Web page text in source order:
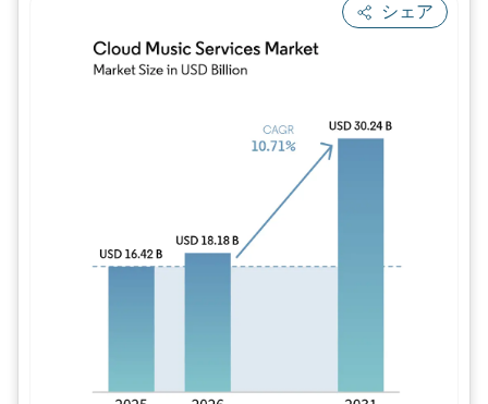
シェア
画像 © Mordor Intelligence。再利用には